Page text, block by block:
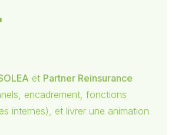
et Partner Reinsurance
encadrement, fonctions
internes), et livrer une animation